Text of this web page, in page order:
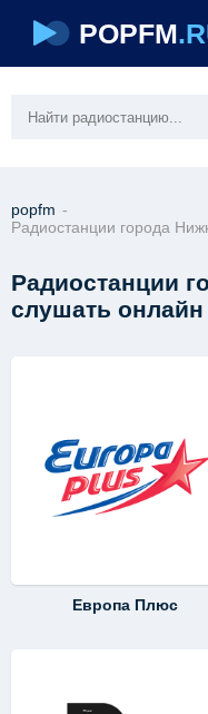
POPFM
popfm -
Радиостанции города
Радиостанции
слушать онлайн
Европа Плюс